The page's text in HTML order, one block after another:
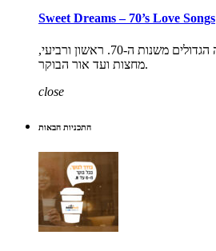
Sweet Dreams – 70’s Love Songs
שש שעות עם שירי האהבה הגדולים משנות ה-70. ראשון ורביעי,
מחצות ועד אור הבוקר.
close
התכניות הבאות